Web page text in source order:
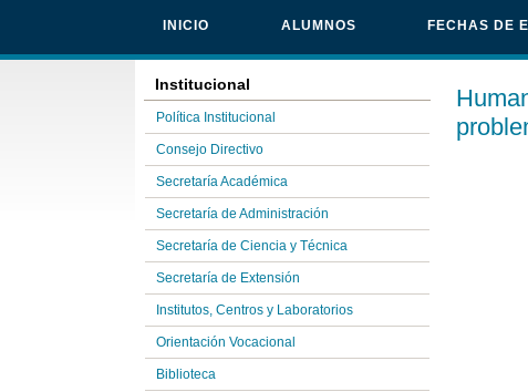
INICIO ALUMNOS FECHAS DE
Institucional
Política Institucional
Consejo Directivo
Secretaría Académica
Secretaría de Administración
Secretaría de Ciencia y Técnica
Secretaría de Extensión
Institutos, Centros y Laboratorios
Orientación Vocacional
Biblioteca